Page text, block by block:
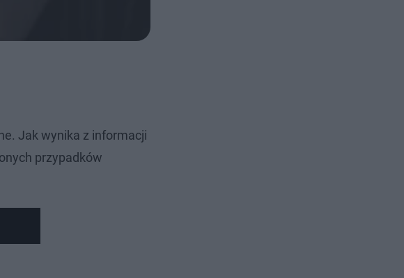
Jak wynika z informacji
przypadków